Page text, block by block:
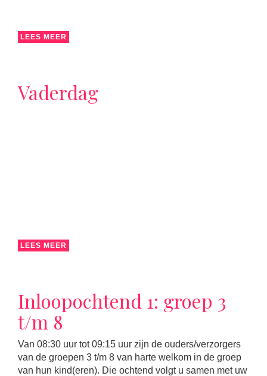
LEES MEER
Vaderdag
LEES MEER
Inloopochtend 1: groep 3
t/m 8
Van 08:30 uur tot 09:15 uur zijn de ouders/verzorgers
van de groepen 3 t/m 8 van harte welkom in de groep
van hun kind(eren). Die ochtend volgt u samen met uw